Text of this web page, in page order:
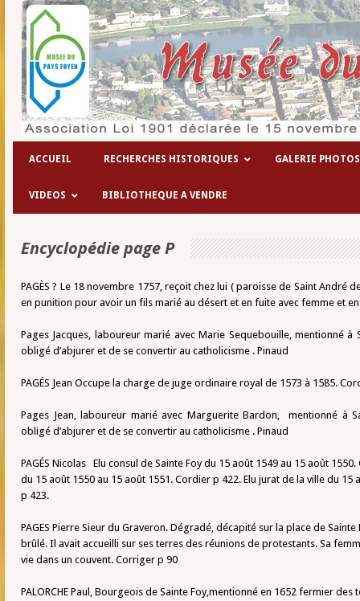
ACCUEIL RECHERCHES HISTORIQUES GALERIE PHOTOS
VIDEOS BIBLIOTHEQUE A VENDRE
Encyclopédie page P
PAGÈS ? Le 18 novembre 1757, reçoit chez lui ( paroisse de Saint André
en punition pour avoir un fils marié au désert et en fuite avec femme et
Pages Jacques, laboureur marié avec Marie Sequebouille, mentionné à
obligé d’abjurer et de se convertir au catholicisme . Pinaud
PAGÉS Jean Occupe la charge de juge ordinaire royal de 1573 à 1585.
Pages Jean, laboureur marié avec Marguerite Bardon, mentionné à
obligé d’abjurer et de se convertir au catholicisme . Pinaud
PAGÉS Nicolas Elu consul de Sainte Foy du 15 août 1549 au 15 août
du 15 août 1550 au 15 août 1551. Cordier p 422. Elu jurat de la ville du 15
p 423.
PAGES Pierre Sieur du Graveron. Dégradé, décapité sur la place de
brûlé. Il avait accueilli sur ses terres des réunions de protestants. Sa
vie dans un couvent. Corriger p 90
PALORCHE Paul, Bourgeois de Sainte Foy,mentionné en 1652 fermier